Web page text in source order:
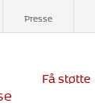
Presse
Få støtte